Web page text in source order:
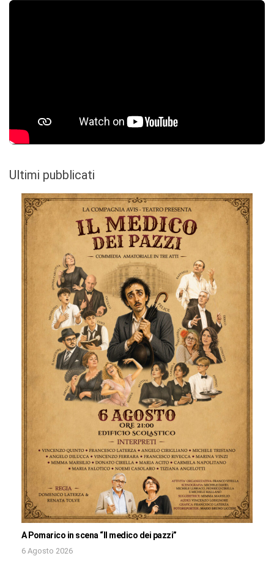
Ultimi pubblicati
A Pomarico in scena “Il medico dei pazzi”
6 Agosto 2026